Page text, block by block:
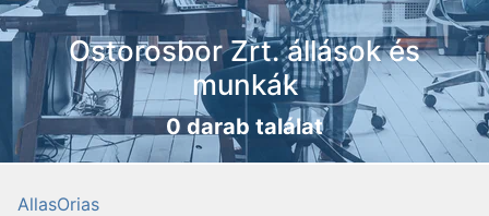
Ostorosbor Zrt. állások és
munkák
0 darab találat
AllasOrias